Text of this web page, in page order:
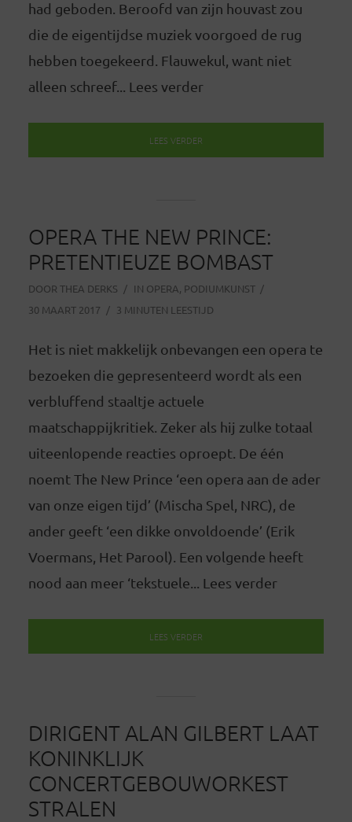
had geboden. Beroofd van zijn houvast zou
die de eigentijdse muziek voorgoed de rug
hebben toegekeerd. Flauwekul, want niet
alleen schreef... Lees verder
LEES VERDER
OPERA THE NEW PRINCE:
PRETENTIEUZE BOMBAST
DOOR THEA DERKS IN OPERA, PODIUMKUNST
30 MAART 2017
3 MINUTEN LEESTIJD
Het is niet makkelijk onbevangen een opera te
bezoeken die gepresenteerd wordt als een
verbluffend staaltje actuele
maatschappijkritiek. Zeker als hij zulke totaal
uiteenlopende reacties oproept. De één
noemt The New Prince ‘een opera aan de ader
van onze eigen tijd’ (Mischa Spel, NRC), de
ander geeft ‘een dikke onvoldoende’ (Erik
Voermans, Het Parool). Een volgende heeft
nood aan meer ‘tekstuele... Lees verder
LEES VERDER
DIRIGENT ALAN GILBERT LAAT
KONINKLIJK
CONCERTGEBOUWORKEST
STRALEN